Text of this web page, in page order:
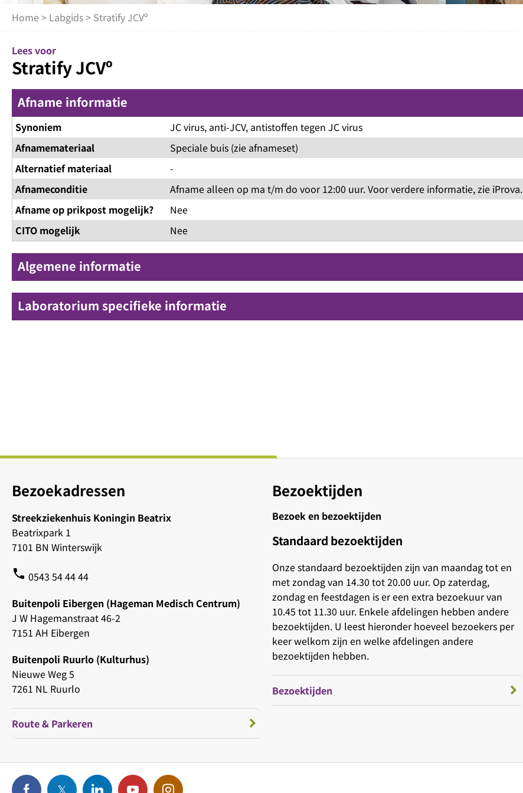
Home > Labgids> Stratify JCVº
Lees voor
Stratify JCVº
Afname informatie
Synoniem
JC virus, anti-JCV, antistoffen tegen JC virus
Afnamemateriaal
Speciale buis (zie afnameset)
Alternatief materiaal
-
Afnameconditie
Afname alleen op ma t/m do voor 12:00 uur. Voor verdere informatie, zie iProva.
Afname op prikpost mogelijk?
Nee
CITO mogelijk
Nee
Algemene informatie
Laboratorium specifieke informatie
Bezoekadressen
Streekziekenhuis Koningin Beatrix
Beatrixpark 1
7101 BN Winterswijk
phone 0543 54 44 44
Buitenpoli Eibergen (Hageman Medisch Centrum)
J W Hagemanstraat 46-2
7151 AH Eibergen
Buitenpoli Ruurlo (Kulturhus)
Nieuwe Weg 5
7261 NL Ruurlo
Route & Parkeren
Bezoektijden
Bezoek en bezoektijden
Standaard bezoektijden
Onze standaard bezoektijden zijn van maandag tot en
met zondag van 14.30 tot 20.00 uur. Op zaterdag,
zondag en feestdagen is er een extra bezoekuur van
10.45 tot 11.30 uur. Enkele afdelingen hebben andere
bezoektijden. U leest hieronder hoeveel bezoekers per
keer welkom zijn en welke afdelingen andere
bezoektijden hebben.
Bezoektijden